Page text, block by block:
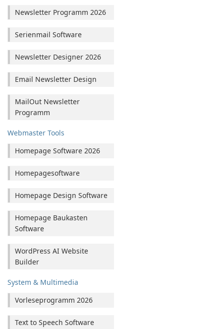
Newsletter Programm 2026
Serienmail Software
Newsletter Designer 2026
Email Newsletter Design
MailOut Newsletter
Programm
Webmaster Tools
Homepage Software 2026
Homepagesoftware
Homepage Design Software
Homepage Baukasten
Software
WordPress AI Website
Builder
System & Multimedia
Vorleseprogramm 2026
Text to Speech Software